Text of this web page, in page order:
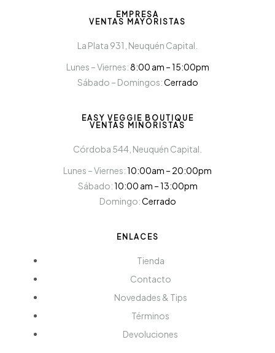
EMPRESA
VENTAS MAYORISTAS
La Plata 931, Neuquén Capital.
Lunes – Viernes:8:00 am – 15:00pm
Sábado – Domingos:Cerrado
EASY VEGGIE BOUTIQUE
VENTAS MINORISTAS
Córdoba 544, Neuquén Capital.
Lunes – Viernes:10:00am – 20:00pm
Sábado:10:00 am – 13:00pm
Domingo:Cerrado
ENLACES
Tienda
Contacto
Novedades & Tips
Términos
Devoluciones